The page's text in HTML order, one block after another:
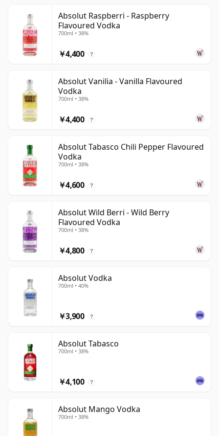
Absolut Raspberri - Raspberry
Flavoured Vodka
700ml • 38%
￥4,400 ?
Absolut Vanilia - Vanilla Flavoured
Vodka
700ml • 38%
￥4,400 ?
Absolut Tabasco Chili Pepper Flavoured
Vodka
700ml • 38%
￥4,600 ?
Absolut Wild Berri - Wild Berry
Flavoured Vodka
700ml • 38%
￥4,800 ?
Absolut Vodka
700ml • 40%
￥3,900 ?
Absolut Tabasco
700ml • 38%
￥4,100 ?
Absolut Mango Vodka
700ml • 38%